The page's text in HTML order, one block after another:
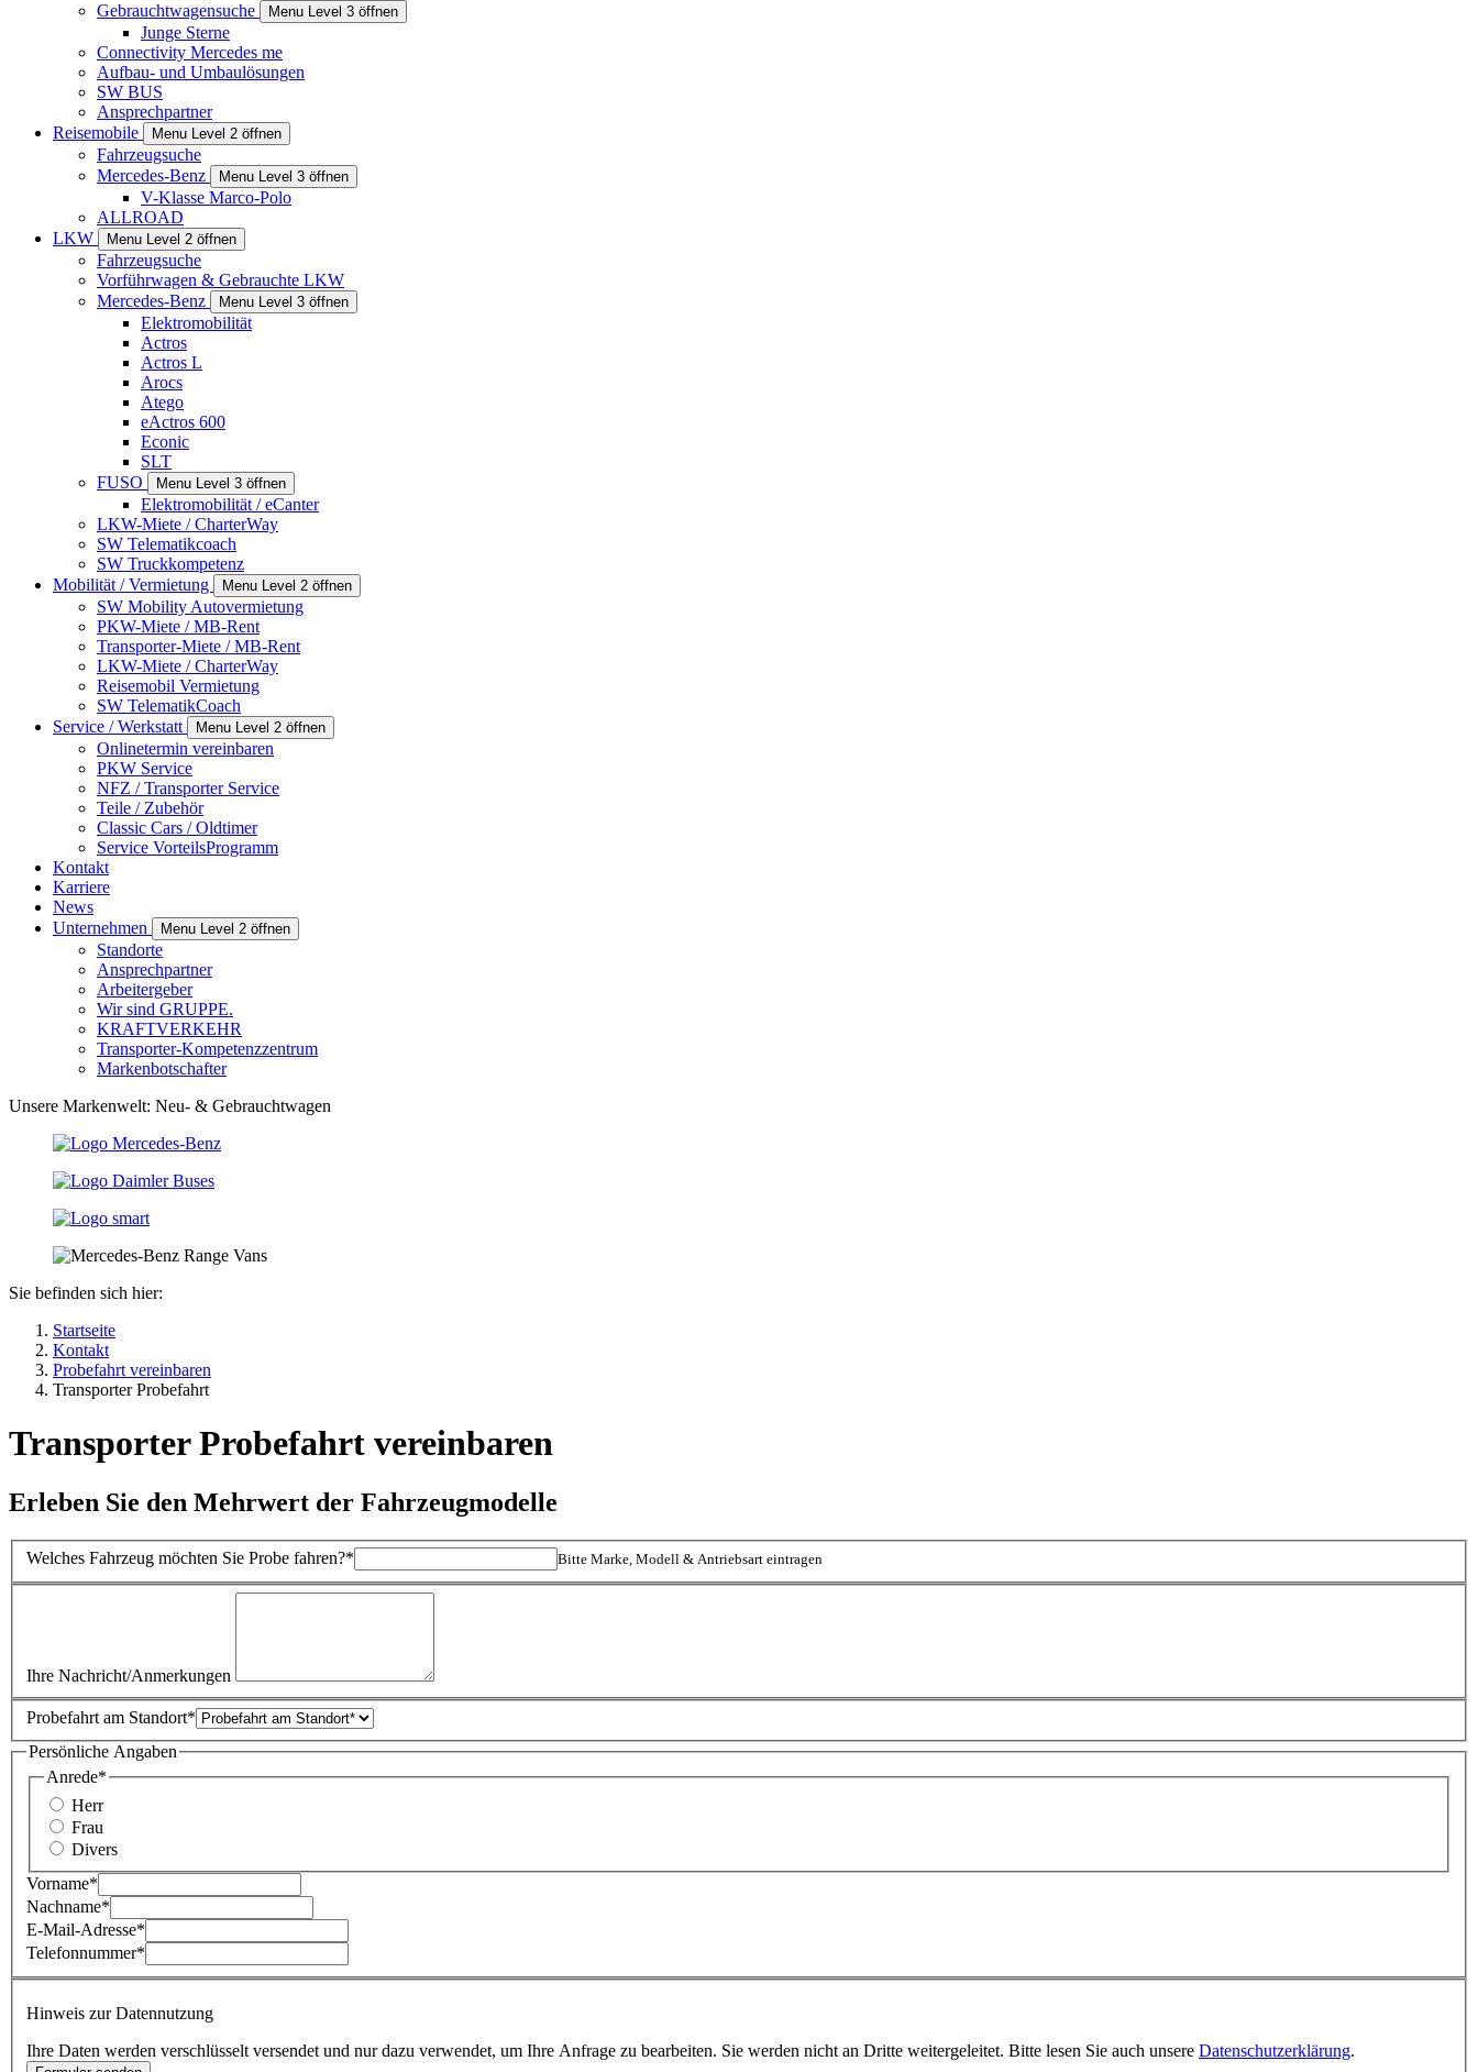
Gebrauchtwagensuche
Menu Level 3 öffnen
Junge Sterne
Connectivity Mercedes me
Aufbau- und Umbaulösungen
SW BUS
Ansprechpartner
Reisemobile
Menu Level 2 öffnen
Fahrzeugsuche
Mercedes-Benz
Menu Level 3 öffnen
V-Klasse Marco-Polo
ALLROAD
LKW
Menu Level 2 öffnen
Fahrzeugsuche
Vorführwagen & Gebrauchte LKW
Mercedes-Benz
Menu Level 3 öffnen
Elektromobilität
Actros
Actros L
Arocs
Atego
eActros 600
Econic
SLT
FUSO
Menu Level 3 öffnen
Elektromobilität / eCanter
LKW-Miete / CharterWay
SW Telematikcoach
SW Truckkompetenz
Mobilität / Vermietung
Menu Level 2 öffnen
SW Mobility Autovermietung
PKW-Miete / MB-Rent
Transporter-Miete / MB-Rent
LKW-Miete / CharterWay
Reisemobil Vermietung
SW TelematikCoach
Service / Werkstatt
Menu Level 2 öffnen
Onlinetermin vereinbaren
PKW Service
NFZ / Transporter Service
Teile / Zubehör
Classic Cars / Oldtimer
Service VorteilsProgramm
Kontakt
Karriere
News
Unternehmen
Menu Level 2 öffnen
Standorte
Ansprechpartner
Arbeitergeber
Wir sind GRUPPE.
KRAFTVERKEHR
Transporter-Kompetenzzentrum
Markenbotschafter
Unsere Markenwelt: Neu- & Gebrauchtwagen
Sie befinden sich hier:
Startseite
Kontakt
Probefahrt vereinbaren
Transporter Probefahrt
Transporter Probefahrt vereinbaren
Erleben Sie den Mehrwert der Fahrzeugmodelle
Welches Fahrzeug möchten Sie Probe fahren?* Bitte Marke, Modell & Antriebsart eintragen
Ihre Nachricht/Anmerkungen
Probefahrt am Standort*
Persönliche Angaben
Anrede*
Herr
Frau
Divers
Vorname*
Nachname*
E-Mail-Adresse*
Telefonnummer*
Hinweis zur Datennutzung
Ihre Daten werden verschlüsselt versendet und nur dazu verwendet, um Ihre Anfrage zu bearbeiten. Sie werden nicht an Dritte weitergeleitet. Bitte lesen Sie auch unsere Datenschutzerklärung.